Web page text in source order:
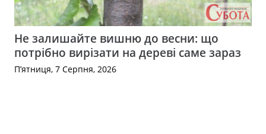
Не залишайте вишню до весни: що
потрібно вирізати на дереві саме зараз
П’ятниця, 7 Серпня, 2026